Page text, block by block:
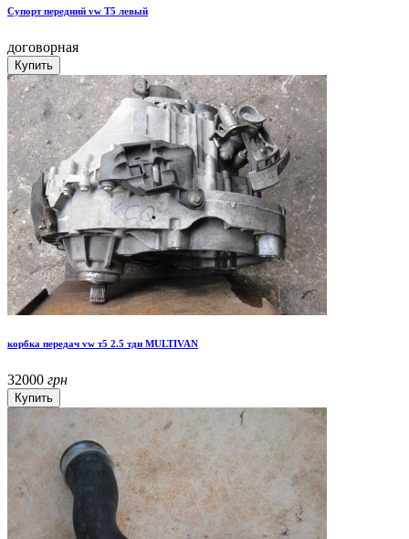
Супорт передний vw T5 левый
договорная
корбка передач vw т5 2.5 тди MULTIVAN
32000 грн